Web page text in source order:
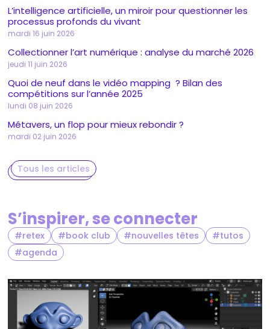
L’intelligence artificielle, un miroir pour questionner les
processus profonds du vivant
mardi 16 juin 2026
Collectionner l’art numérique : analyse du marché 2026
jeudi 11 juin 2026
Quoi de neuf dans le vidéo mapping ? Bilan des
compétitions sur l’année 2025
lundi 08 juin 2026
Métavers, un flop pour mieux rebondir ?
mardi 02 juin 2026
Tous les articles
S’inspirer, se connecter
retex book club nouvelles têtes
tutos
agenda